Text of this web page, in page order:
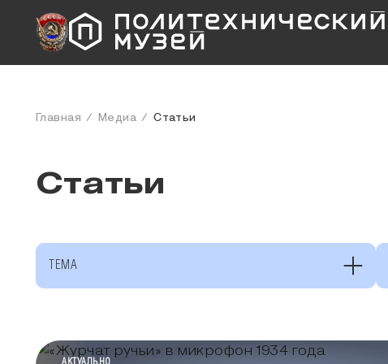
Главная Медиа Статьи
Статьи
ТЕМА
КАТЕГОРИЯ МЕДИА
АКТУАЛЬНО